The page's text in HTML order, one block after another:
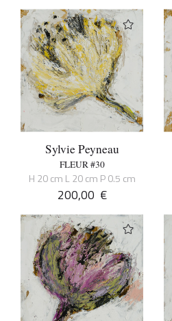
Sylvie Peyneau
FLEUR #30
H 20 cm L 20 cm P 0.5 cm
200,00 €